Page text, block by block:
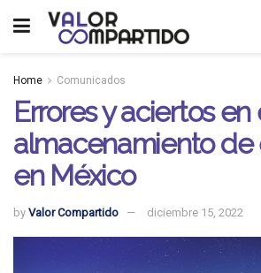
Home Comunicados
Errores y aciertos en
almacenamiento de
en México
by Valor Compartido diciembre 15, 2022